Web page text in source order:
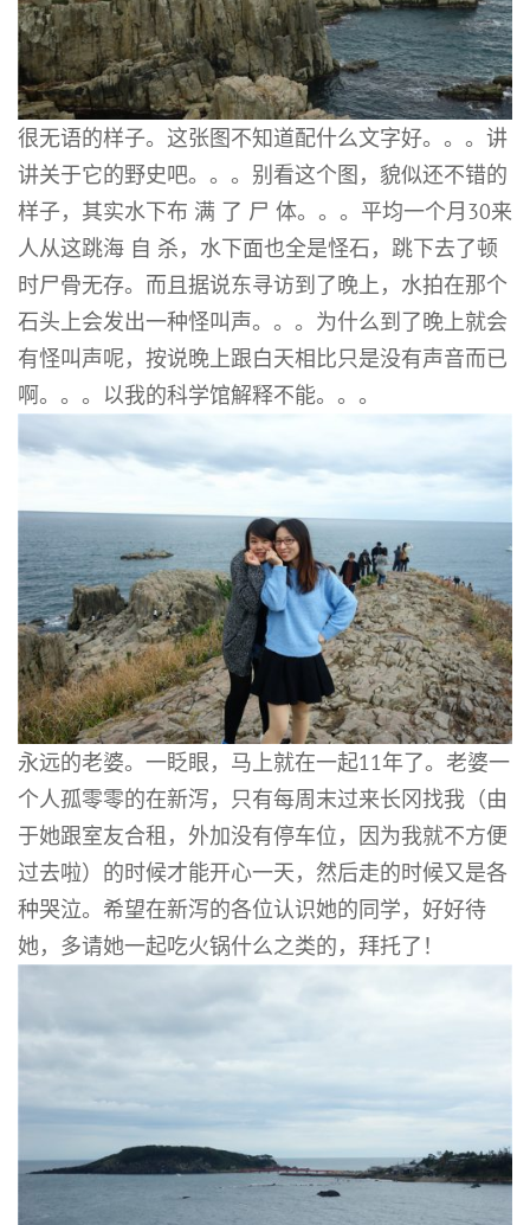
很无语的样子。这张图不知道配什么文字好。。。讲
讲关于它的野史吧。。。别看这个图，貌似还不错的
样子，其实水下布 满 了 尸 体。。。平均一个月30来
人从这跳海 自 杀，水下面也全是怪石，跳下去了顿
时尸骨无存。而且据说东寻访到了晚上，水拍在那个
石头上会发出一种怪叫声。。。为什么到了晚上就会
有怪叫声呢，按说晚上跟白天相比只是没有声音而已
啊。。。以我的科学馆解释不能。。。
永远的老婆。一眨眼，马上就在一起11年了。老婆一
个人孤零零的在新泻，只有每周末过来长冈找我（由
于她跟室友合租，外加没有停车位，因为我就不方便
过去啦）的时候才能开心一天，然后走的时候又是各
种哭泣。希望在新泻的各位认识她的同学，好好待
她，多请她一起吃火锅什么之类的，拜托了！